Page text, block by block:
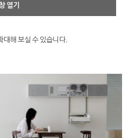
열기
대해 보실 수 있습니다.